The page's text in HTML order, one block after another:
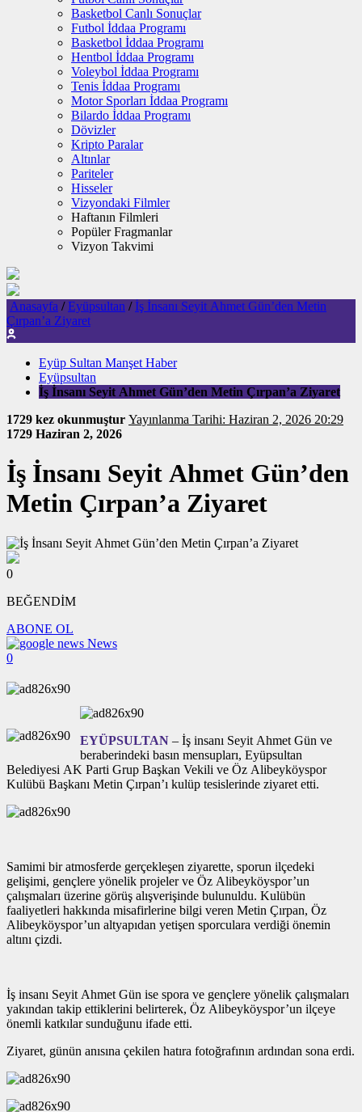
Basketbol Canlı Sonuçlar
Futbol İddaa Programı
Basketbol İddaa Programı
Hentbol İddaa Programı
Voleybol İddaa Programı
Tenis İddaa Programı
Motor Sporları İddaa Programı
Bilardo İddaa Programı
Dövizler
Kripto Paralar
Altınlar
Pariteler
Hisseler
Vizyondaki Filmler
Haftanın Filmleri
Popüler Fragmanlar
Vizyon Takvimi
Anasayfa / Eyüpsultan / İş İnsanı Seyit Ahmet Gün’den Metin
Çırpan’a Ziyaret
Eyüp Sultan Manşet Haber
Eyüpsultan
İş İnsanı Seyit Ahmet Gün’den Metin Çırpan’a Ziyaret
1729 kez okunmuştur
Yayınlanma Tarihi: Haziran 2, 2026 20:29
1729 Haziran 2, 2026
İş İnsanı Seyit Ahmet Gün’den
Metin Çırpan’a Ziyaret
0
BEĞENDİM
ABONE OL
News
0
EYÜPSULTAN – İş insanı Seyit Ahmet Gün ve
beraberindeki basın mensupları, Eyüpsultan
Belediyesi AK Parti Grup Başkan Vekili ve Öz Alibeyköyspor
Kulübü Başkanı Metin Çırpan’ı kulüp tesislerinde ziyaret etti.
Samimi bir atmosferde gerçekleşen ziyarette, sporun ilçedeki
gelişimi, gençlere yönelik projeler ve Öz Alibeyköyspor’un
çalışmaları üzerine görüş alışverişinde bulunuldu. Kulübün
faaliyetleri hakkında misafirlerine bilgi veren Metin Çırpan, Öz
Alibeyköyspor’un altyapıdan yetişen sporculara verdiği önemin
altını çizdi.
İş insanı Seyit Ahmet Gün ise spora ve gençlere yönelik çalışmaları
yakından takip ettiklerini belirterek, Öz Alibeyköyspor’un ilçeye
önemli katkılar sunduğunu ifade etti.
Ziyaret, günün anısına çekilen hatıra fotoğrafının ardından sona erdi.